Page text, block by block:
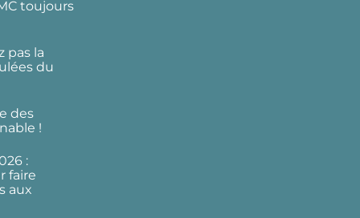
toujours
pas la
du
des
!
:
faire
aux